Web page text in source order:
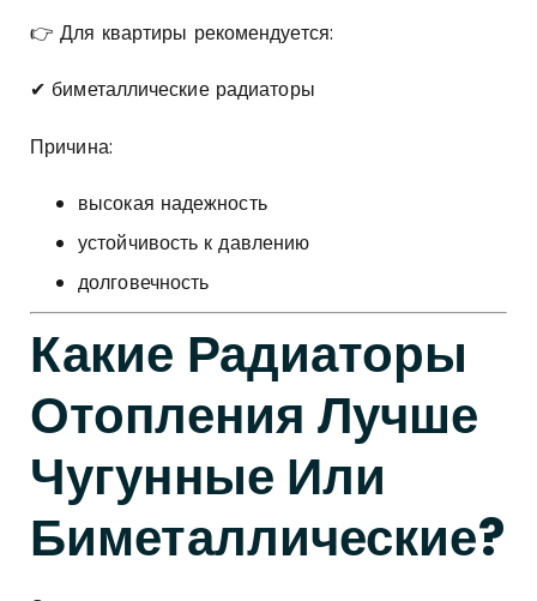
👉 Для квартиры рекомендуется:
✔ биметаллические радиаторы
Причина:
высокая надежность
устойчивость к давлению
долговечность
Какие Радиаторы
Отопления Лучше
Чугунные Или
Биметаллические?